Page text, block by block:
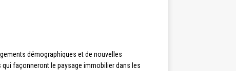
démographiques et de nouvelles
façonneront le paysage immobilier dans les